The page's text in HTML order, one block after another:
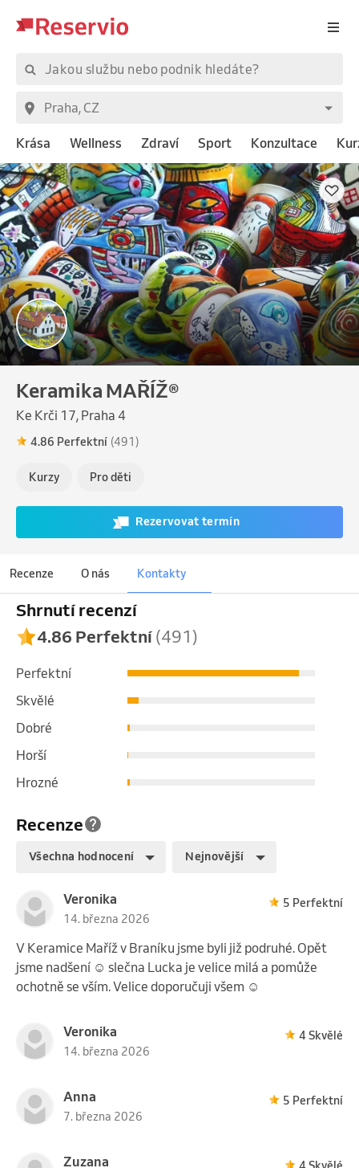
Krása Wellness Zdraví Sport Konzultace
Keramika MAŘÍŽ®
Ke Krči 17, Praha 4
4.86 Perfektní (491)
Kurzy Pro děti
Rezervovat termín
Recenze O nás Kontakty
Recenze
Všechna hodnocení Nejnovější
Veronika
14. března 2026
5 Perfektní
V Keramice Maříž v Braníku jsme byli již podruhé. Opět
jsme nadšení ☺️ slečna Lucka je velice milá a pomůže
ochotně se vším. Velice doporučuji všem ☺️
Veronika
14. března 2026
4 Skvělé
Anna
7. března 2026
5 Perfektní
Zuzana
Shrnutí recenzí
4.86 Perfektní(491)
Perfektní
Skvělé
Dobré
Horší
Hrozné